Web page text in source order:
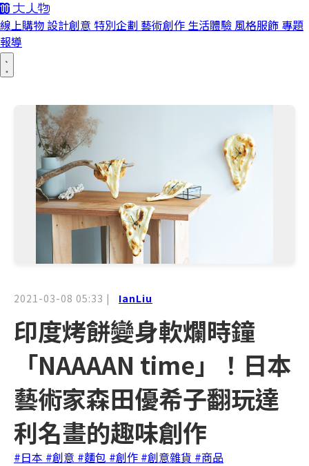
線上購物 設計創意 特別企劃 藝術創作 生活體驗 風格服飾 專題
報導
2021-03-08 05:33 | IanLiu
印度烤餅變身軟爛時鐘
「NAAAAN time」！日本
藝術家森田優希子翻玩達
利名畫的趣味創作
#日本 #創意 #麵包 #創作 #創意雜貨 #商品